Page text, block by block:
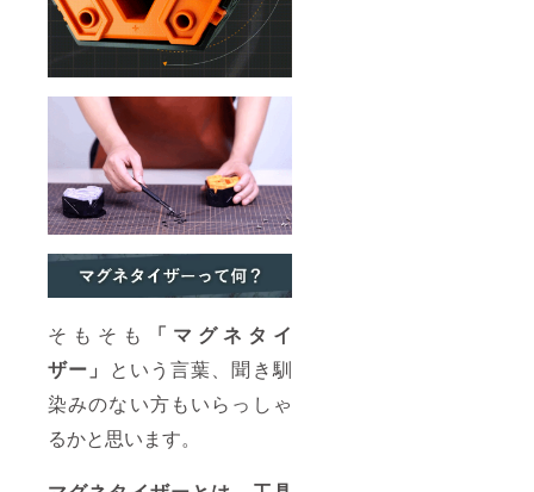
そもそも
「マグネタイ
ザー」 という言葉、聞き馴
染みのない方もいらっしゃ
るかと思います。